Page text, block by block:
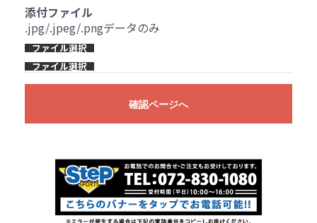
添付ファイル
.jpg/.jpeg/.pngデータのみ
ファイル選択
ファイル選択
確認ページへ